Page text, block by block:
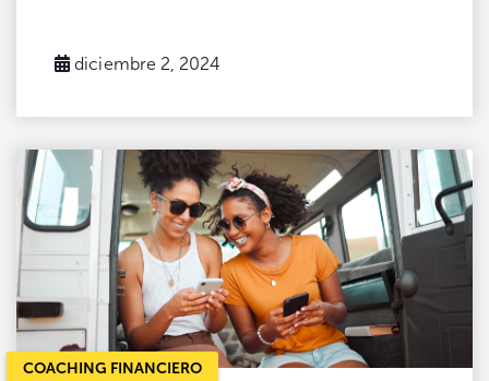
diciembre 2, 2024
COACHING FINANCIERO